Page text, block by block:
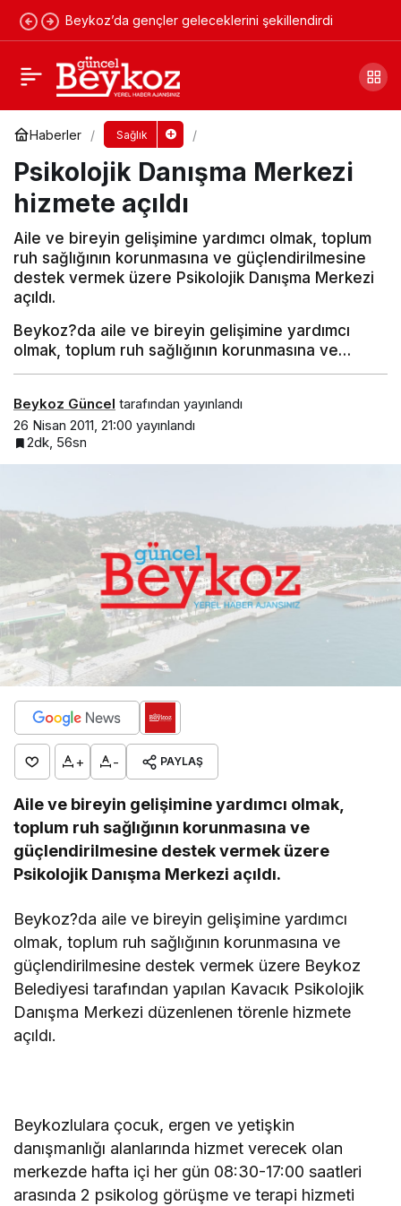
Beykoz’da gençler geleceklerini şekillendirdi
Haberler Sağlık
Psikolojik Danışma Merkezi
hizmete açıldı
Aile ve bireyin gelişimine yardımcı olmak, toplum
ruh sağlığının korunmasına ve güçlendirilmesine
destek vermek üzere Psikolojik Danışma Merkezi
açıldı.
Beykoz?da aile ve bireyin gelişimine yardımcı
olmak, toplum ruh sağlığının korunmasına ve…
Beykoz Güncel tarafından yayınlandı
26 Nisan 2011, 21:00 yayınlandı
2dk, 56sn
+ - PAYLAŞ
Aile ve bireyin gelişimine yardımcı olmak,
toplum ruh sağlığının korunmasına ve
güçlendirilmesine destek vermek üzere
Psikolojik Danışma Merkezi açıldı.
Beykoz?da aile ve bireyin gelişimine yardımcı
olmak, toplum ruh sağlığının korunmasına ve
güçlendirilmesine destek vermek üzere Beykoz
Belediyesi tarafından yapılan Kavacık Psikolojik
Danışma Merkezi düzenlenen törenle hizmete
açıldı.
Beykozlulara çocuk, ergen ve yetişkin
danışmanlığı alanlarında hizmet verecek olan
merkezde hafta içi her gün 08:30-17:00 saatleri
arasında 2 psikolog görüşme ve terapi hizmeti
Sahte özürlü çetesi çökertildi
Yorum Yap Paylaş